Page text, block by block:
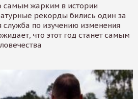
самым жарким в истории
рекорды бились один за
служба по изучению изменения
что этот год станет самым